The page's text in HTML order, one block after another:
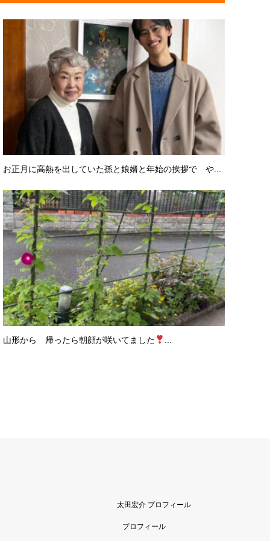
お正月に高熱を出していた孫と娘婿と年始の挨拶で や...
山形から 帰ったら朝顔が咲いてました
太田宏介 プロフィール
プロフィール